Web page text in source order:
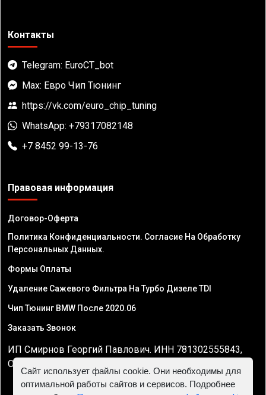
Контакты
Telegram: EuroCT_bot
Max: Евро Чип Тюнинг
https://vk.com/euro_chip_tuning
WhatsApp: +79317082148
+7 8452 99-13-76
Правовая информация
Договор-Оферта
Политика Конфиденциальности. Согласие На Обработку
Персональных Данных.
Формы Оплаты
Удаление Сажевого Фильтра На Турбо Дизеле TDI
Чип Тюнинг BMW После 2020.06
Заказать Звонок
ИП Смирнов Георгий Павлович. ИНН 781302555843,
ОГРНИП 324470400032610
Сайт использует файлы cookie. Они необходимы для
оптимальной работы сайтов и сервисов. Подробнее